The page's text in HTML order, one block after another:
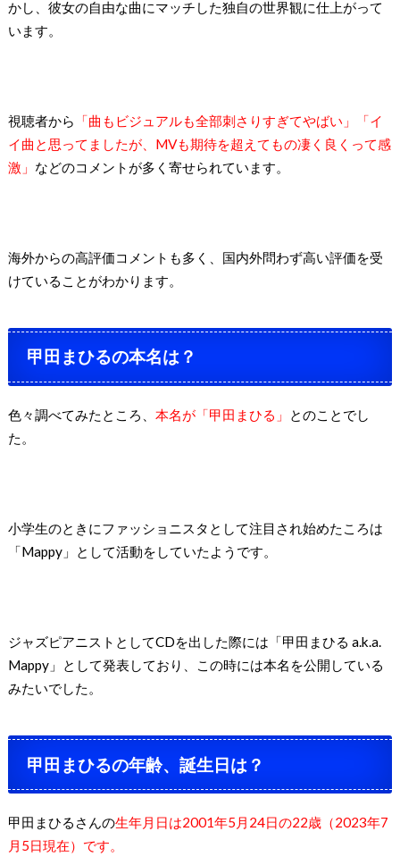
かし、彼女の自由な曲にマッチした独自の世界観に仕上がって
います。
視聴者から
「曲もビジュアルも全部刺さりすぎてやばい」「イ
イ曲と思ってましたが、MVも期待を超えてもの凄く良くって感
激」 などのコメントが多く寄せられています。
海外からの高評価コメントも多く、国内外問わず高い評価を受
けていることがわかります。
甲田まひるの本名は？
色々調べてみたところ、 本名が「甲田まひる」
とのことでし
た。
小学生のときにファッショニスタとして注目され始めたころは
「Mappy」として活動をしていたようです。
ジャズピアニストとしてCDを出した際には「甲田まひる a.k.a.
Mappy」として発表しており、この時には本名を公開している
みたいでした。
甲田まひるの年齢、誕生日は？
甲田まひるさんの生年月日は2001年5月24日の22歳（2023年7
月5日現在）です。